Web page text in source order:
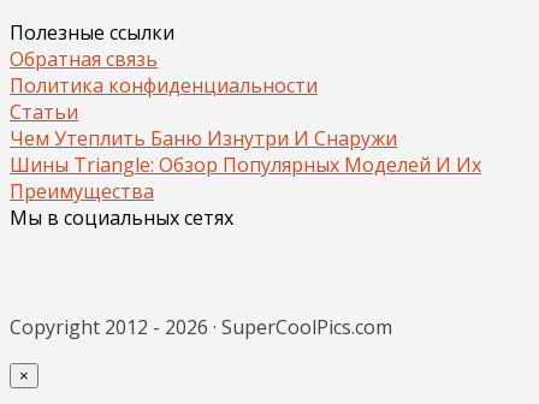
Полезные ссылки
Обратная связь
Политика конфиденциальности
Статьи
Чем Утеплить Баню Изнутри И Снаружи
Шины Triangle: Обзор Популярных Моделей И Их
Преимущества
Мы в социальных сетях
Copyright 2012 - 2026 · SuperCoolPics.com
×